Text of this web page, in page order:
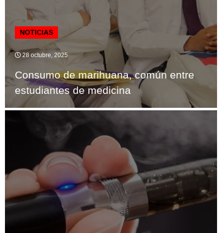
NOTICIAS
28 octubre, 2025
Consumo de marihuana, común entre
estudiantes de medicina